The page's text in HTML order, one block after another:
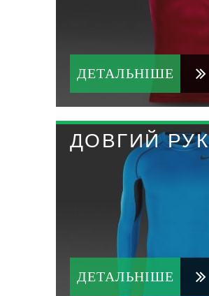
ДЕТАЛЬНІШЕ
ДОВГИЙ
ДЕТАЛЬНІШЕ